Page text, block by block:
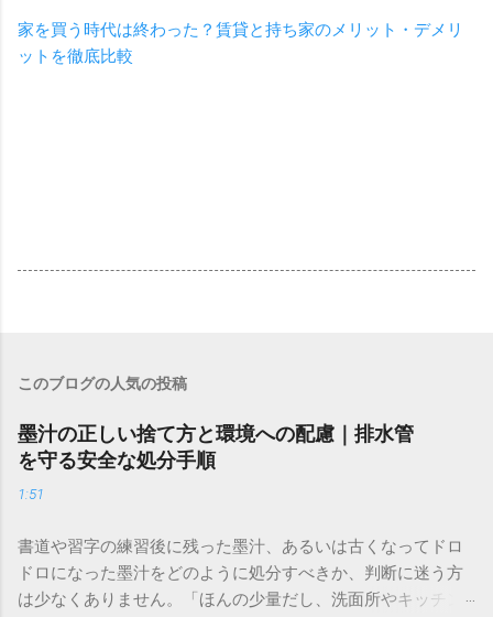
家を買う時代は終わった？賃貸と持ち家のメリット・デメリ
ットを徹底比較
このブログの人気の投稿
墨汁の正しい捨て方と環境への配慮｜排水管
を守る安全な処分手順
1:51
書道や習字の練習後に残った墨汁、あるいは古くなってドロ
ドロになった墨汁をどのように処分すべきか、判断に迷う方
は少なくありません。「ほんの少量だし、洗面所やキッチン